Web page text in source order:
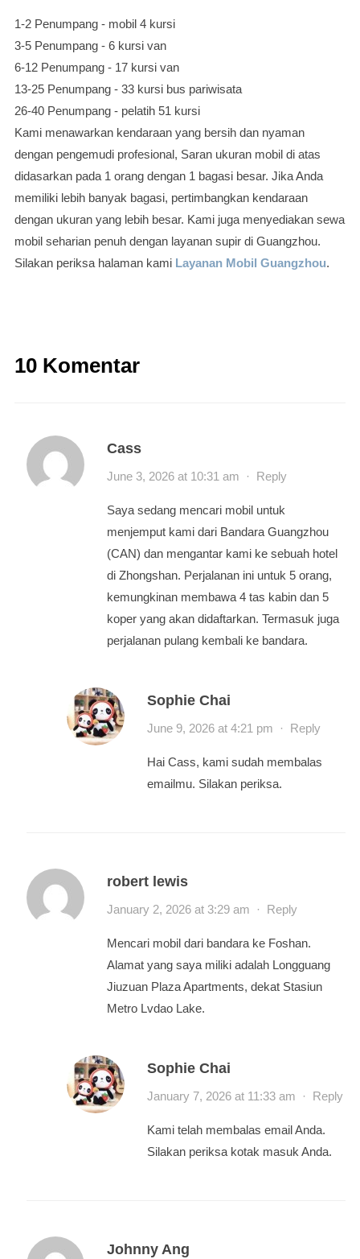
1-2 Penumpang - mobil 4 kursi
3-5 Penumpang - 6 kursi van
6-12 Penumpang - 17 kursi van
13-25 Penumpang - 33 kursi bus pariwisata
26-40 Penumpang - pelatih 51 kursi
Kami menawarkan kendaraan yang bersih dan nyaman
dengan pengemudi profesional, Saran ukuran mobil di atas
didasarkan pada 1 orang dengan 1 bagasi besar. Jika Anda
memiliki lebih banyak bagasi, pertimbangkan kendaraan
dengan ukuran yang lebih besar. Kami juga menyediakan sewa
mobil seharian penuh dengan layanan supir di Guangzhou.
Silakan periksa halaman kami Layanan Mobil Guangzhou.
10 Komentar
Cass
June 3, 2026 at 10:31 am · Reply
Saya sedang mencari mobil untuk
menjemput kami dari Bandara Guangzhou
(CAN) dan mengantar kami ke sebuah hotel
di Zhongshan. Perjalanan ini untuk 5 orang,
kemungkinan membawa 4 tas kabin dan 5
koper yang akan didaftarkan. Termasuk juga
perjalanan pulang kembali ke bandara.
Sophie Chai
June 9, 2026 at 4:21 pm · Reply
Hai Cass, kami sudah membalas
emailmu. Silakan periksa.
robert lewis
January 2, 2026 at 3:29 am · Reply
Mencari mobil dari bandara ke Foshan.
Alamat yang saya miliki adalah Longguang
Jiuzuan Plaza Apartments, dekat Stasiun
Metro Lvdao Lake.
Sophie Chai
January 7, 2026 at 11:33 am · Reply
Kami telah membalas email Anda.
Silakan periksa kotak masuk Anda.
Johnny Ang